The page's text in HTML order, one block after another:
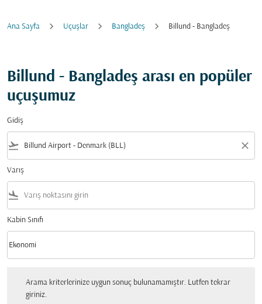
Ana Sayfa Uçuşlar Bangladeş Billund - Bangladeş
Billund - Bangladeş arası en popüler
uçuşumuz
Gidiş
flight_takeoff close
Varış
flight_land
Kabin Sınıfı
Kabin Sınıfı option Ekonomi Selected
Ekonomi
keyboard_arrow_down
Arama kriterlerinize uygun sonuç bulunamamıştır. Lutfen tekrar
giriniz.